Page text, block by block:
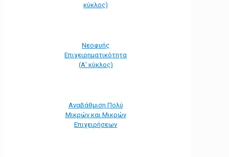
κύκλος)
Νεοφυής
Επιχειρηματικότητα
(Α' κύκλος)
Αναβάθμιση Πολύ
Μικρών και Μικρών
Επιχειρήσεων